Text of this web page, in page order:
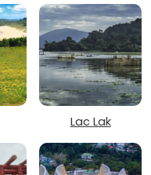
Lac Lak